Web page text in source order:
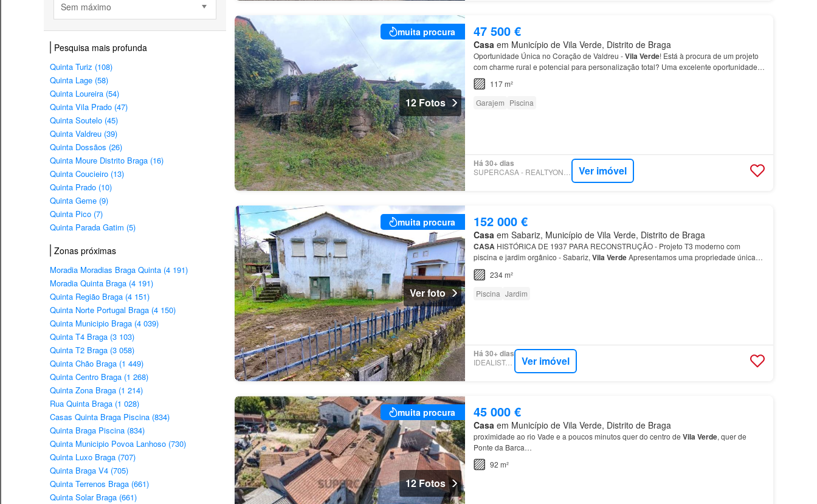
Sem máximo
Pesquisa mais profunda
Quinta Turiz (108)
Quinta Lage (58)
Quinta Loureira (54)
Quinta Vila Prado (47)
Quinta Soutelo (45)
Quinta Valdreu (39)
Quinta Dossãos (26)
Quinta Moure Distrito Braga (16)
Quinta Coucieiro (13)
Quinta Prado (10)
Quinta Geme (9)
Quinta Pico (7)
Quinta Parada Gatim (5)
Zonas próximas
Moradia Moradias Braga Quinta (4 191)
Moradia Quinta Braga (4 191)
Quinta Região Braga (4 151)
Quinta Norte Portugal Braga (4 150)
Quinta Municipio Braga (4 039)
Quinta T4 Braga (3 103)
Quinta T2 Braga (3 058)
Quinta Chão Braga (1 449)
Quinta Centro Braga (1 268)
Quinta Zona Braga (1 214)
Rua Quinta Braga (1 028)
Casas Quinta Braga Piscina (834)
Quinta Braga Piscina (834)
Quinta Municipio Povoa Lanhoso (730)
Quinta Luxo Braga (707)
Quinta Braga V4 (705)
Quinta Terrenos Braga (661)
Quinta Solar Braga (661)
muita procura
12 Fotos
47 500 €
Casa em Município de Vila Verde, Distrito de Braga
Oportunidade Única no Coração de Valdreu -VilaVerde! Está à procura de um projeto
com charme rural e potencial para personalização total? Uma excelente oportunidade
tanto para habitação própria, como para investimento turís…
117 m²
Garajem Piscina
Há 30+ dias
SUPERCASA - REALTYONEGROUP EAGLE Ver imóvel
muita procura
Ver foto
152 000 €
Casa em Sabariz, Município de Vila Verde, Distrito de Braga
CASA HISTÓRICA DE 1937 PARA RECONSTRUÇÃO - Projeto T3 moderno com
piscina e jardim orgânico - Sabariz, VilaVerdeApresentamos uma propriedade única
que A localização oferece tranquilidade, privacidade e uma envolvente típica…
234 m²
Piscina Jardim
Há 30+ dias
IDEALISTA.PT Ver imóvel
muita procura
12 Fotos
45 000 €
Casa em Município de Vila Verde, Distrito de Braga
proximidade ao rio Vade e a poucos minutos quer do centro de VilaVerde, quer de
Ponte da Barca…
92 m²